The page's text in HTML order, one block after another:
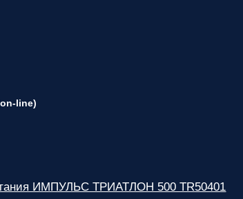
line)
ИМПУЛЬС ТРИАТЛОН 500 TR50401